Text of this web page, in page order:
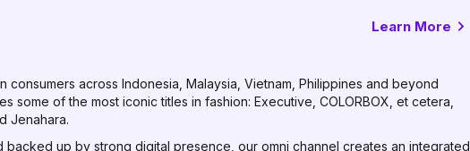
Learn More
consumers across Indonesia, Malaysia, Vietnam, Philippines and beyond
some of the most iconic titles in fashion: Executive, COLORBOX, et cetera,
Jenahara.
backed up by strong digital presence, our omni channel creates an integrated